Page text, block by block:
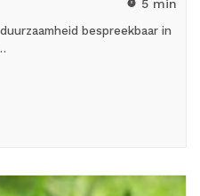
timer 5 min
bespreekbaar in